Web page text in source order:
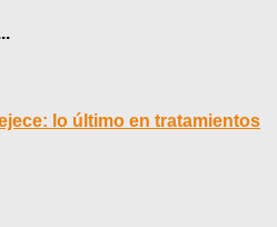
lo último en tratamientos